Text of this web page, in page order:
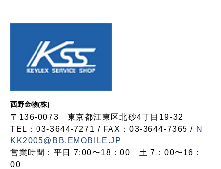
西野金物(株)
〒136-0073 東京都江東区北砂4丁目19-32
TEL：03‐3644‐7271 / FAX：03-3644-7365 / N
KK2005@BB.EMOBILE.JP
営業時間：平日 7:00〜18：00 土 7：00〜16：
00